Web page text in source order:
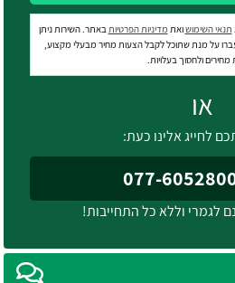
תנאי השימושואת מדיניות הפרטיותבאתר. השירות ניתן
על מנת שתוכל לקבל הצעות מחיר מבעלי מקצוע,
מחירים ולחסוך בעלויות.
או
לחייג אלינו כעת:
לגמרי וללא כל התחייבות!